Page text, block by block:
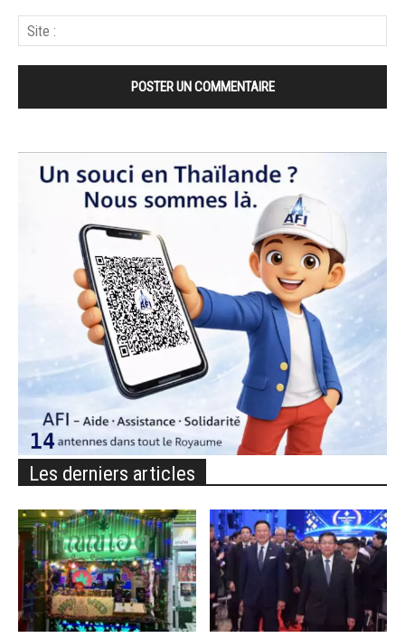
Les derniers articles